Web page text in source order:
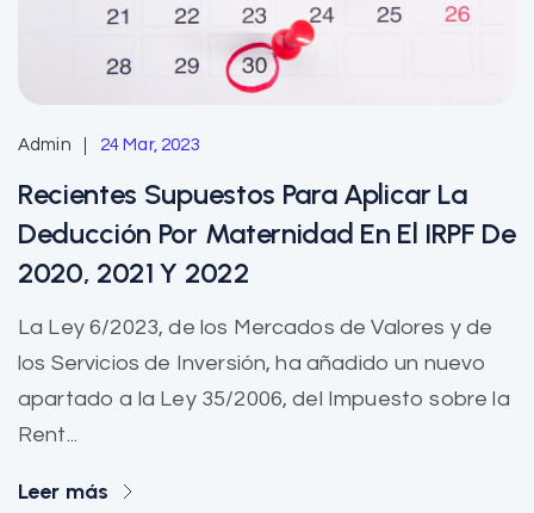
Admin 24 Mar, 2023
Recientes Supuestos Para Aplicar La
Deducción Por Maternidad En El IRPF De
2020, 2021 Y 2022
La Ley 6/2023, de los Mercados de Valores y de
los Servicios de Inversión, ha añadido un nuevo
apartado a la Ley 35/2006, del Impuesto sobre la
Rent...
Leer más